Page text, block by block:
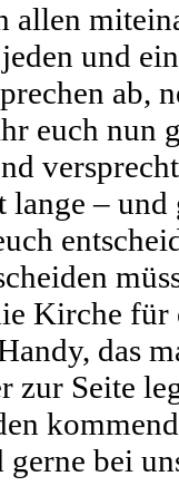
allen
und
ab,
euch nun
– und
Kirche für
das
zur Seite
bei